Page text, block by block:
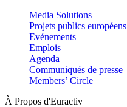
Media Solutions
Projets publics européens
Evénements
Emplois
Agenda
Communiqués de presse
Members’ Circle
À Propos d'Euractiv